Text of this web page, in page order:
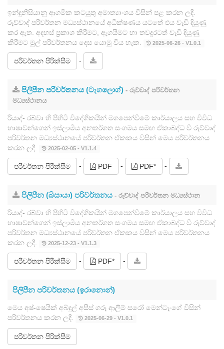
ඉන්දුනීසියානු ආගමික කටයුතු අමාත්‍යාංශය විසින් පළ කරන ලදී.
රුව්වාද් පරිවර්තන මධ්‍යස්ථානයේ අධීක්ෂණය යටතේ එය වැඩි දියුණු
කර ඇත. අදහස් ප්‍රකාශ කිරීමට, ඇගයීමට හා තවදුරටත් වැඩි දියුණු
කිරීමට මුල් පරිවර්තනය දෙස යොමු විය හැක.
2025-06-26 - V1.0.1
පරිවර්තන පිරික්සීම -
පිලිපීන පරිවර්තනය (ටැගලොග්) - රුව්වාද් පරිවර්තන
මධ්‍යස්ථානය
රියාද්- රබ්වා හි පිහිටි විදේශිකයින් මගපෙන්වීමේ කාර්යාලය සහ විවිධ
භාෂාවන්ගෙන් ඉස්ලාමීය අනතර්ගත සංගමය සමඟ ඒකාබද්ධ වී රුව්වාද්
පරිවර්තන මධ්‍යස්ථානයේ පරිවර්තන ඒකකය විසින් මෙය පරිවර්තනය
කරන ලදී.
2025-02-05 - V1.1.4
පරිවර්තන පිරික්සීම - PDF - PDF* -
පිලිපීන (බිසායා) පරිවර්තනය - රුව්වාද් පරිවර්තන මධ්‍යස්ථාන
රියාද්- රබ්වා හි පිහිටි විදේශිකයින් මගපෙන්වීමේ කාර්යාලය සහ විවිධ
භාෂාවන්ගෙන් ඉස්ලාමීය අනතර්ගත සංගමය සමඟ ඒකාබද්ධ වී රුව්වාද්
පරිවර්තන මධ්‍යස්ථානයේ පරිවර්තන ඒකකය විසින් මෙය පරිවර්තනය
කරන ලදී.
2025-12-23 - V1.1.3
පරිවර්තන පිරික්සීම - PDF* -
පිලිපීන පරිවර්තනය (ඉරානොන්)
මෙය අෂ්-ෂෙයික් අබ්දුල් අසීස් ගරූ ආලිම් සරෝ මෙන්ටැංගේ විසින්
පරිවර්තනය කරන ලදී.
2025-06-29 - V1.0.1
පරිවර්තන පිරික්සීම